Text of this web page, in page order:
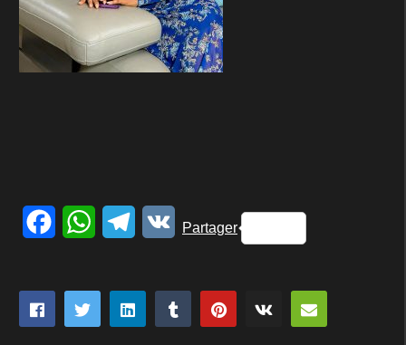
FacebookWhatsAppTelegram
VK
Partager